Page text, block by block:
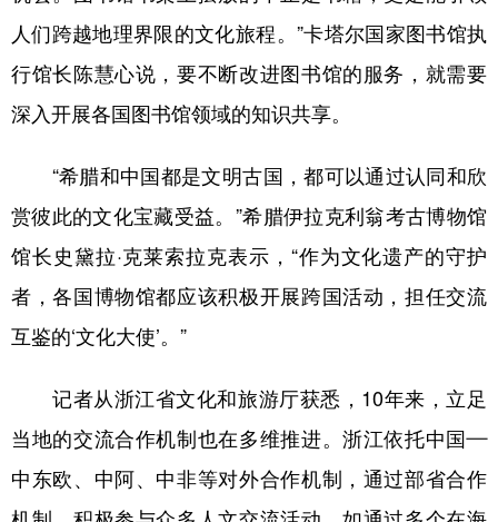
人们跨越地理界限的文化旅程。”卡塔尔国家图书馆执
行馆长陈慧心说，要不断改进图书馆的服务，就需要
深入开展各国图书馆领域的知识共享。
“希腊和中国都是文明古国，都可以通过认同和欣
赏彼此的文化宝藏受益。”希腊伊拉克利翁考古博物馆
馆长史黛拉·克莱索拉克表示，“作为文化遗产的守护
者，各国博物馆都应该积极开展跨国活动，担任交流
互鉴的‘文化大使’。”
记者从浙江省文化和旅游厅获悉，10年来，立足
当地的交流合作机制也在多维推进。浙江依托中国—
中东欧、中阿、中非等对外合作机制，通过部省合作